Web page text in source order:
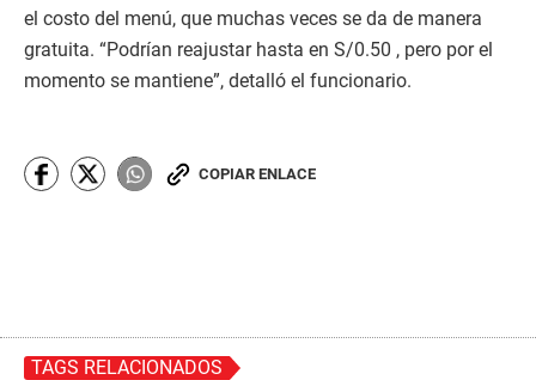
el costo del menú, que muchas veces se da de manera
gratuita. “Podrían reajustar hasta en S/0.50 , pero por el
momento se mantiene”, detalló el funcionario.
COPIAR ENLACE
TAGS RELACIONADOS